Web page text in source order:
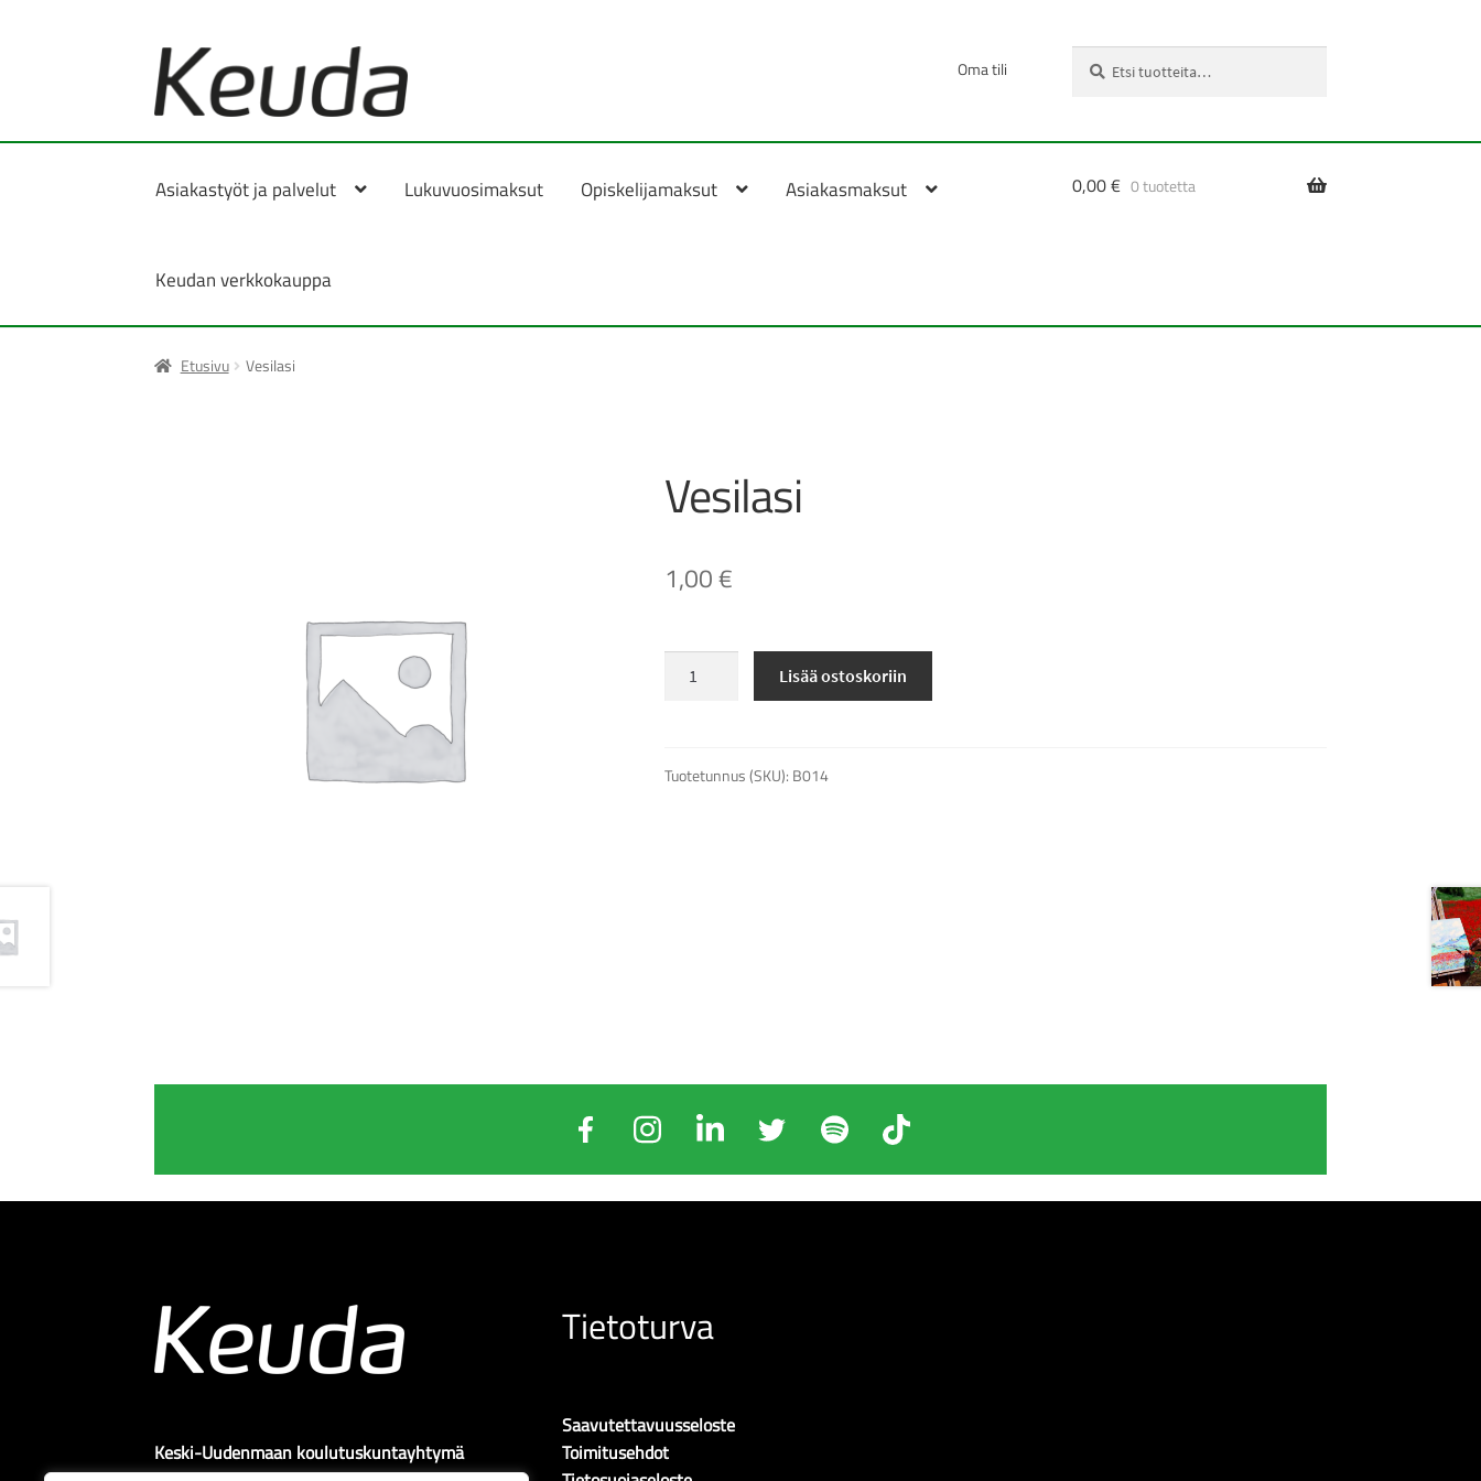
Siirry
navigointiin
Siirry
sisältöön
Oma tili
Asiakastyöt ja palvelut Lukuvuosimaksut Opiskelijamaksut Asiakasmaksut
Keudan verkkokauppa
0,00€ 0 tuotetta
Etusivu Vesilasi
Vesilasi
1,00€
määrä
Lisää ostoskoriin
Tuotetunnus (SKU): B014
Keski-Uudenmaan koulutuskuntayhtymä
Tietoturva
Saavutettavuusseloste
Toimitusehdot